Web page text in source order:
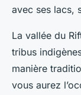
avec ses lacs,
La vallée du
tribus
manière
vous aurez